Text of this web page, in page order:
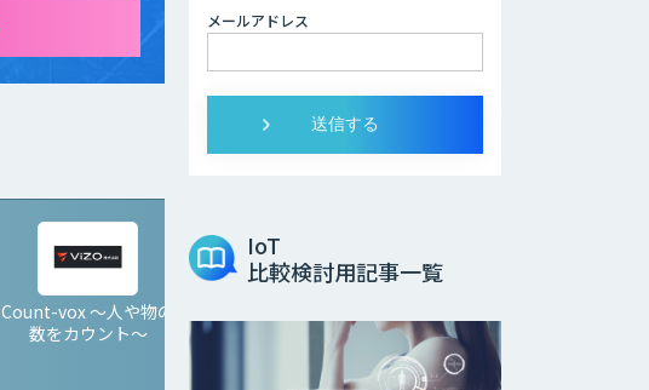
Count-vox 〜人や物の
数をカウント〜
ゲームを操作〜
メールアドレス
IoT
比較検討用記事一覧